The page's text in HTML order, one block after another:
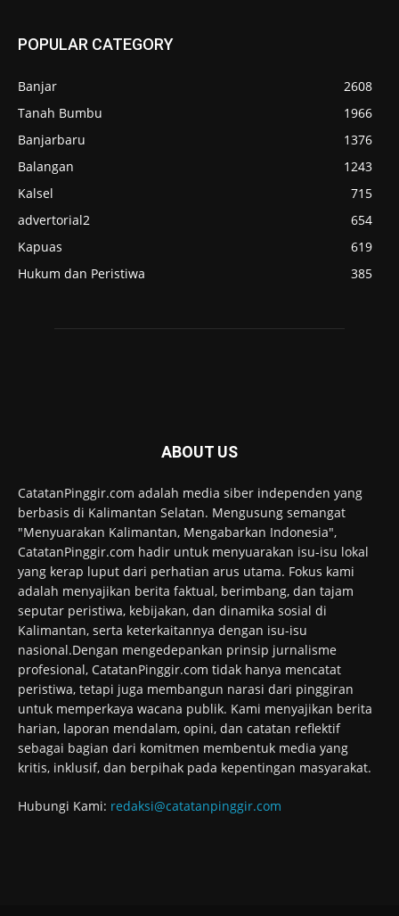
POPULAR CATEGORY
Banjar
2608
Tanah Bumbu
1966
Banjarbaru
1376
Balangan
1243
Kalsel
715
advertorial2
654
Kapuas
619
Hukum dan Peristiwa
385
ABOUT US
CatatanPinggir.com adalah media siber independen yang
berbasis di Kalimantan Selatan. Mengusung semangat
"Menyuarakan Kalimantan, Mengabarkan Indonesia",
CatatanPinggir.com hadir untuk menyuarakan isu-isu lokal
yang kerap luput dari perhatian arus utama. Fokus kami
adalah menyajikan berita faktual, berimbang, dan tajam
seputar peristiwa, kebijakan, dan dinamika sosial di
Kalimantan, serta keterkaitannya dengan isu-isu
nasional.Dengan mengedepankan prinsip jurnalisme
profesional, CatatanPinggir.com tidak hanya mencatat
peristiwa, tetapi juga membangun narasi dari pinggiran
untuk memperkaya wacana publik. Kami menyajikan berita
harian, laporan mendalam, opini, dan catatan reflektif
sebagai bagian dari komitmen membentuk media yang
kritis, inklusif, dan berpihak pada kepentingan masyarakat.
Hubungi Kami: redaksi@catatanpinggir.com